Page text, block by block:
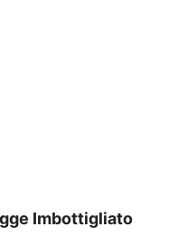
Imbottigliato